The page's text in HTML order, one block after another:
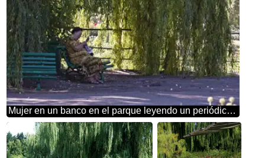
Mujer en un banco en el parque leyendo un periódico en la sombra de un sauce